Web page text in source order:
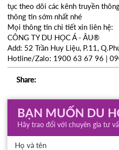
tục theo dõi các kênh truyền
thông tin sớm nhất nhé
Mọi thông tin chi tiết xin liên hệ:
CÔNG TY DU HỌC Á - ÂU®
Add: 52 Trần Huy Liệu, P.11,
Hotline/Zalo: 1900 63 67 96 |
Share:
BẠN MUỐN DU
Hãy trao đổi với chuyên gia tư
Họ và tên